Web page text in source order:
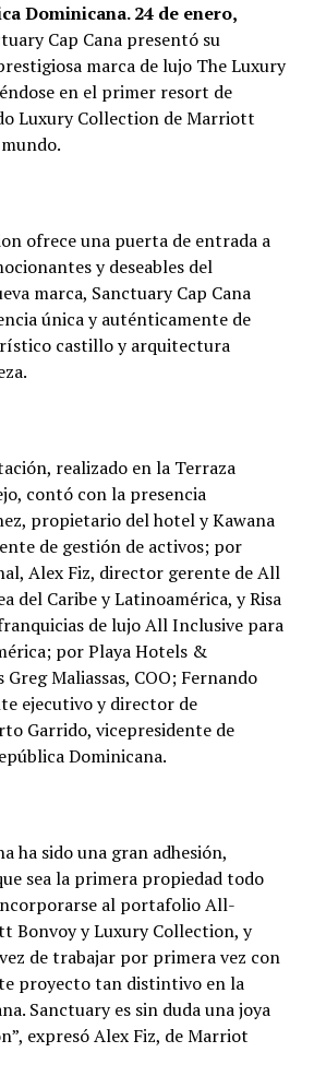
Dominicana. 24 de enero,
Cap Cana presentó su
marca de lujo The Luxury
en el primer resort de
Luxury Collection de Marriott
ofrece una puerta de entrada a
y deseables del
marca, Sanctuary Cap Cana
única y auténticamente de
castillo y arquitectura
realizado en la Terraza
contó con la presencia
, propietario del hotel y Kawana
de gestión de activos; por
Alex Fiz, director gerente de All
del Caribe y Latinoamérica, y Risa
de lujo All Inclusive para
por Playa Hotels &
Greg Maliassas, COO; Fernando
ejecutivo y director de
Garrido, vicepresidente de
Dominicana.
ha sido una gran adhesión,
sea la primera propiedad todo
al portafolio All-
Bonvoy y Luxury Collection, y
de trabajar por primera vez con
proyecto tan distintivo en la
Sanctuary es sin duda una joya
expresó Alex Fiz, de Marriot